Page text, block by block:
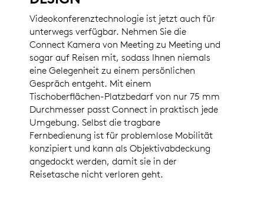
Videokonferenztechnologie ist jetzt auch für
unterwegs verfügbar. Nehmen Sie die
Connect Kamera von Meeting zu Meeting und
sogar auf Reisen mit, sodass Ihnen niemals
eine Gelegenheit zu einem persönlichen
Gespräch entgeht. Mit einem
Tischoberflächen-Platzbedarf von nur 75 mm
Durchmesser passt Connect in praktisch jede
Umgebung. Selbst die tragbare
Fernbedienung ist für problemlose Mobilität
konzipiert und kann als Objektivabdeckung
angedockt werden, damit sie in der
Reisetasche nicht verloren geht.